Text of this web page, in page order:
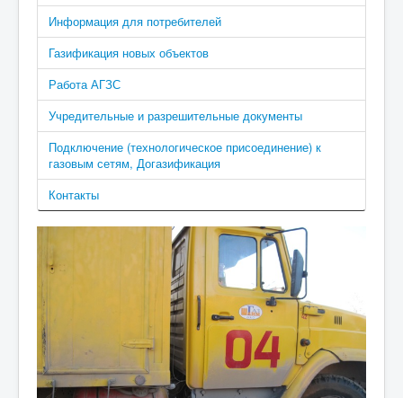
Информация для потребителей
Газификация новых объектов
Работа АГЗС
Учредительные и разрешительные документы
Подключение (технологическое присоединение) к
газовым сетям, Догазификация
Контакты